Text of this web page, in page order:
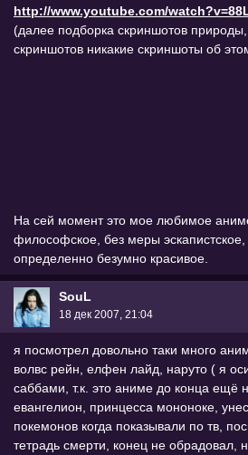
http://www.youtube.com/
(далее подборка скриншотов
скриншотов никакие скриншоты об
На сей момент это мое любимое
философское, без меры
определенно безумно красивое.
SouL
18 дек 2007, 21:04
я посмотрел довольно таки много
волвс рейн, елфен лайд, наруто ( я
саббами, т.к. это аниме до конца ещё
евангелион, принцесса мононоке,
покемонов когда показывали по тв,
тетрадь смерти, конец не обрадовал,